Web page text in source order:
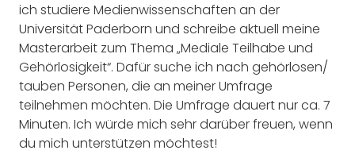
ich studiere Medienwissenschaften an der
Universität Paderborn und schreibe aktuell meine
Masterarbeit zum Thema „Mediale Teilhabe und
Gehörlosigkeit“. Dafür suche ich nach gehörlosen/
tauben Personen, die an meiner Umfrage
teilnehmen möchten. Die Umfrage dauert nur ca. 7
Minuten. Ich würde mich sehr darüber freuen, wenn
du mich unterstützen möchtest!